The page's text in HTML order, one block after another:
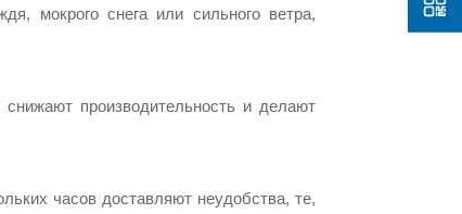
мокрого снега или сильного ветра,
снижают производительность и делают
часов доставляют неудобства, те,